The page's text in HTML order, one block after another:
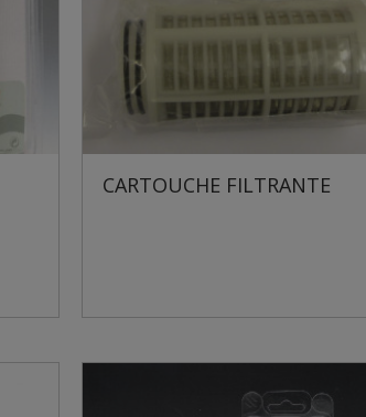
CARTOUCHE FILTRANTE